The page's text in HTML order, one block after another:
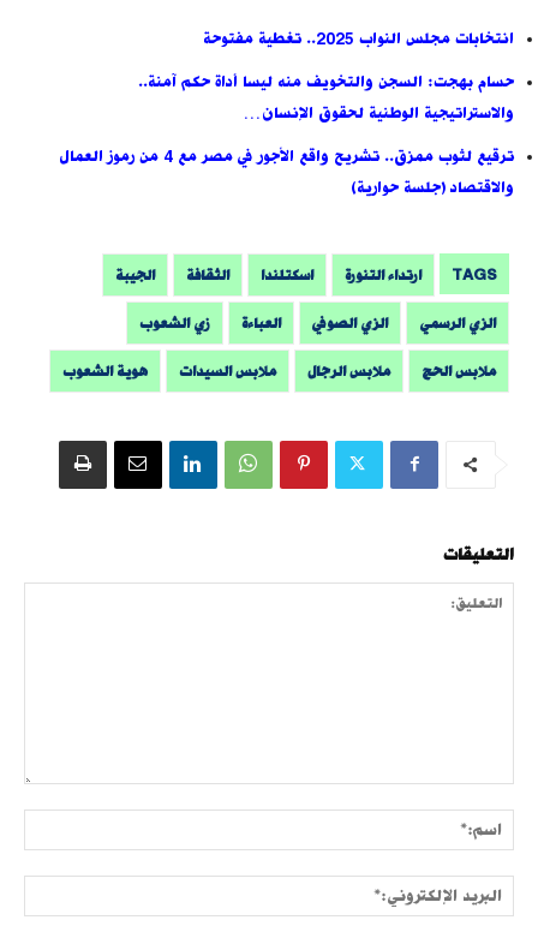
انتخابات مجلس النواب 2025.. تغطية مفتوحة
حسام بهجت: السجن والتخويف منه ليسا أداة حكم آمنة..
والاستراتيجية الوطنية لحقوق الإنسان…
ترقيع لثوب ممزق.. تشريح واقع الأجور في مصر مع 4 من رموز العمال
والاقتصاد (جلسة حوارية)
TAGS ارتداء التنورة اسكتلندا الثقافة الجيبة
الزي الرسمي الزي الصوفي العباءة زي الشعوب
ملابس الحج ملابس الرجال ملابس السيدات هوية الشعوب
التعليقات